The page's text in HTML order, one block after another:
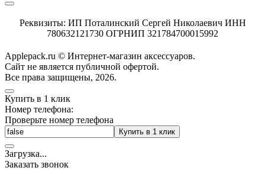
Реквизиты: ИП Поталинский Сергей Николаевич ИНН
780632121730 ОГРНИП 321784700015992
Applepack.ru © Интернет-магазин аксессуаров.
Cайт не является публичной офертой.
Все права защищены, 2026.
Купить в 1 клик
Номер телефона:
Проверьте номер телефона
Купить в 1 клик
Загрузка...
Заказать звонок